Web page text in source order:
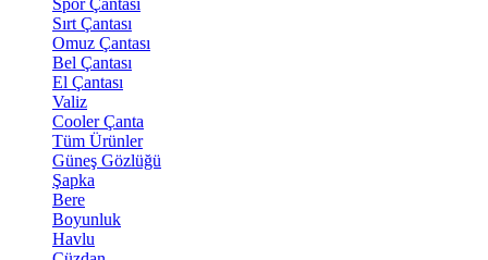
Spor Çantası
Sırt Çantası
Omuz Çantası
Bel Çantası
El Çantası
Valiz
Cooler Çanta
Tüm Ürünler
Güneş Gözlüğü
Şapka
Bere
Boyunluk
Havlu